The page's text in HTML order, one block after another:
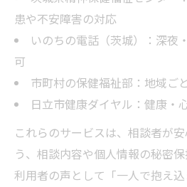
患や不安障害の対応
いのちの電話（茨城）：深夜
可
市町村の保健福祉部：地域ご
日立市健康ダイヤル：健康・
これらのサービスは、相談者が
う、相談内容や個人情報の秘密保
利用者の声として「一人で抱え